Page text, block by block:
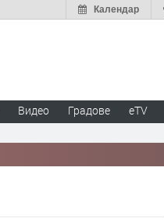
Календар
Видео Градове eTV